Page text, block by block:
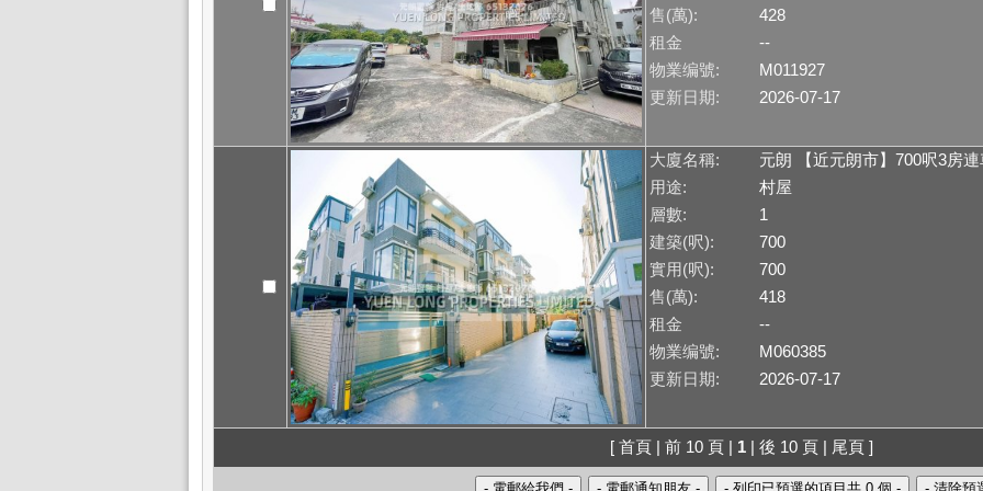
售(萬):
428
租金
--
物業编號:
M011927
更新日期:
2026-07-17
大廈名稱:
元朗 【近元朗市】700呎3房
用途:
村屋
層數:
1
建築(呎):
700
實用(呎):
700
售(萬):
418
租金
--
物業编號:
M060385
更新日期:
2026-07-17
[ 首頁 | 前 10 頁 | 1| 後 10 頁 | 尾頁 ]